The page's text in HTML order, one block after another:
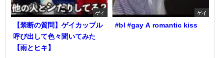
ゲイ
【禁断の質問】ゲイカップル
呼び出して色々聞いてみた
【雨とヒキ】
ゲイ
#bl #gay A romantic kiss